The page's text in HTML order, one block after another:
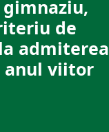
de
admiterea
anul viitor